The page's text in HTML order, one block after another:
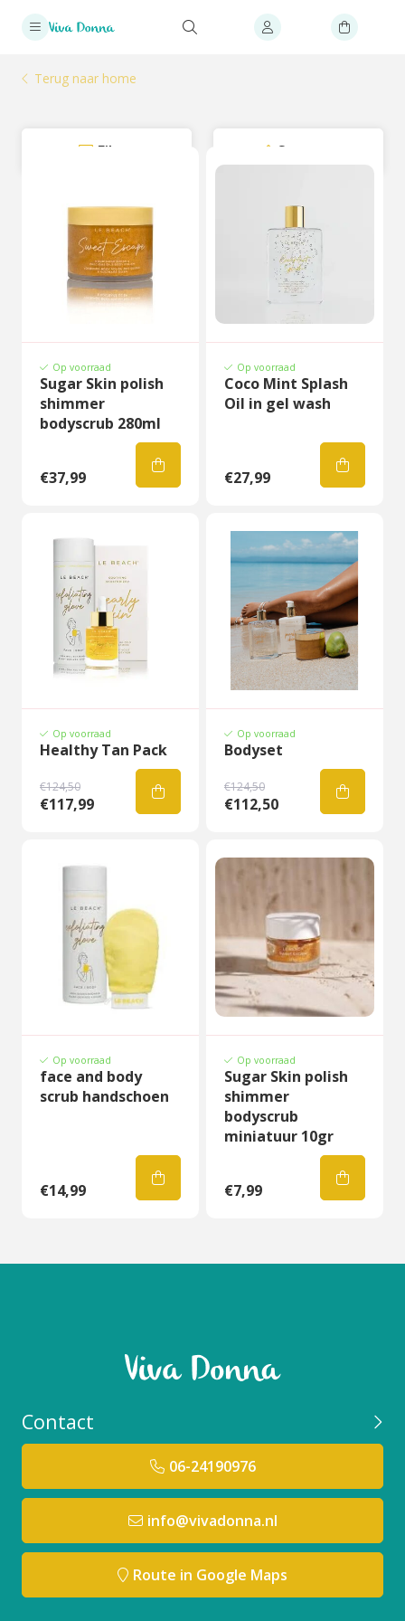
Terug naar home
Filter Sorteer
Op voorraad
Sugar Skin polish
shimmer
bodyscrub 280ml
€37,99
Op voorraad
Coco Mint Splash
Oil in gel wash
€27,99
Op voorraad
Healthy Tan Pack
€124,50
€117,99
Op voorraad
Bodyset
€124,50
€112,50
Op voorraad
face and body
scrub handschoen
€14,99
Op voorraad
Sugar Skin polish
shimmer
bodyscrub
miniatuur 10gr
€7,99
Contact
06-24190976
info@vivadonna.nl
Route in Google Maps